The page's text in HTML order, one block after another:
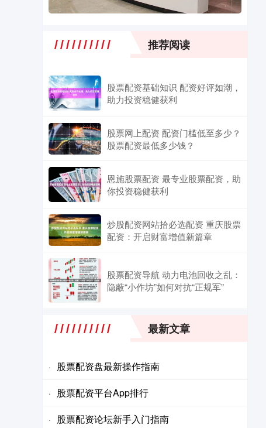
推荐阅读
股票配资基础知识 配资好评如潮，
助力投资稳健获利
股票网上配资 配资门槛低至多少？
股票配资最低多少钱？
恩施股票配资 最专业股票配资，助
你投资稳健获利
炒股配资网站拾必选配资 重庆股票
配资：开启财富增值新篇章
股票配资导航 动力电池回收之乱：
隐蔽“小作坊”如何对抗“正规军”
最新文章
· 股票配资盘最新操作指南
· 股票配资平台App排行
· 股票配资论坛新手入门指南